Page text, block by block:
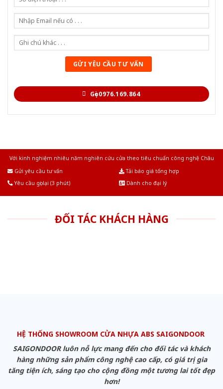
Gọi 0976.169.864
Với kinh nghiệm nhiêu năm nghiên cứu cửa theo tiêu chuẩn công nghệ Châu
Gửi yêu cầu tư vấn
Tải báo giá tổng hợp
Yêu cầu gọi lại (3 phút)
Dành cho đại lý
ĐỐI TÁC KHÁCH HÀNG
HỆ THỐNG SHOWROOM CỬA NHỰA ABS SAIGONDOOR
SAIGONDOOR luôn nỗ lực mang đến cho đối tác và khách
hàng những sản phẩm công nghệ cao cấp, có giá trị gia
tăng tiện ích, sáng tạo cho cộng đồng một tương lai tốt đẹp
hơn!